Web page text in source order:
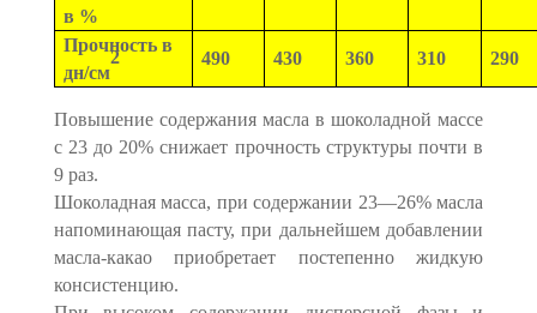
в %
Прочность в
дн/см
2 490 430 360 310 290
Повышение содержания масла в шоколадной массе
с 23 до 20% снижает прочность структуры почти в
9 раз.
Шоколадная масса, при содержании 23—26% масла
напоминающая пасту, при дальнейшем добавлении
масла-какао приобретает постепенно жидкую
консистенцию.